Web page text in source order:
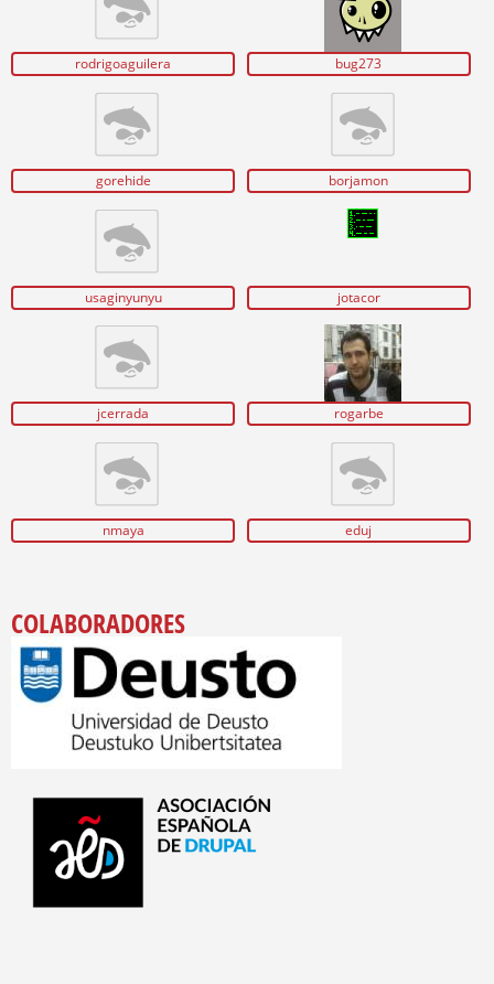
rodrigoaguilera bug273
gorehide borjamon
usaginyunyu jotacor
jcerrada rogarbe
nmaya eduj
COLABORADORES